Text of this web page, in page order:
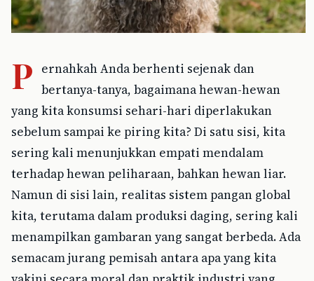
P ernahkah Anda berhenti sejenak dan
bertanya-tanya, bagaimana hewan-hewan
yang kita konsumsi sehari-hari diperlakukan
sebelum sampai ke piring kita? Di satu sisi, kita
sering kali menunjukkan empati mendalam
terhadap hewan peliharaan, bahkan hewan liar.
Namun di sisi lain, realitas sistem pangan global
kita, terutama dalam produksi daging, sering kali
menampilkan gambaran yang sangat berbeda. Ada
semacam jurang pemisah antara apa yang kita